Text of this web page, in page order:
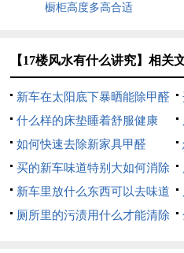
橱柜高度多高合适
【17楼风水有什么讲究】相关
新车在太阳底下暴晒能除甲醛
吗什么样的床垫睡着舒服健康
如何快速去除新家具甲醛
买的新车味道特别大如何消除
新车里放什么东西可以去味道
厕所里的污渍用什么才能清除